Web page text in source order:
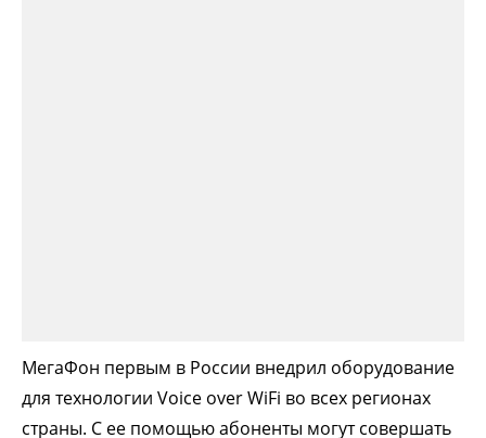
МегаФон первым в России внедрил оборудование
для технологии Voice over WiFi во всех регионах
страны. С ее помощью абоненты могут совершать